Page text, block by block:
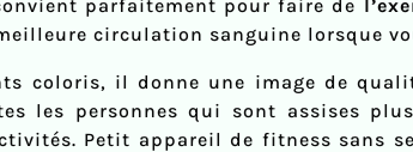
parfaitement pour faire de
circulation sanguine lorsque
coloris, il donne une image de
les personnes qui sont assises
Petit appareil de fitness sans